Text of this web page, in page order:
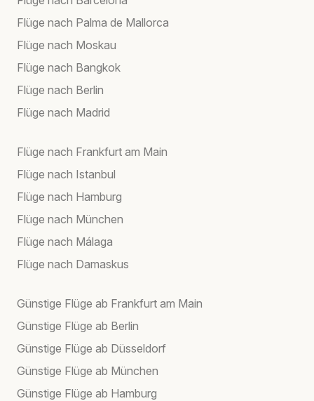
Flüge nach Palma de Mallorca
Flüge nach Moskau
Flüge nach Bangkok
Flüge nach Berlin
Flüge nach Madrid
Flüge nach Frankfurt am Main
Flüge nach Istanbul
Flüge nach Hamburg
Flüge nach München
Flüge nach Málaga
Flüge nach Damaskus
Günstige Flüge ab Frankfurt am Main
Günstige Flüge ab Berlin
Günstige Flüge ab Düsseldorf
Günstige Flüge ab München
Günstige Flüge ab Hamburg